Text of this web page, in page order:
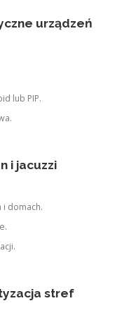
urządzeń
lub PIP.
i jacuzzi
i domach.
stref